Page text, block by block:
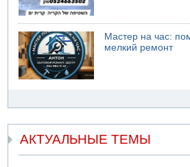
Мастер на час:
мелкий ремонт
АКТУАЛЬНЫЕ ТЕМЫ